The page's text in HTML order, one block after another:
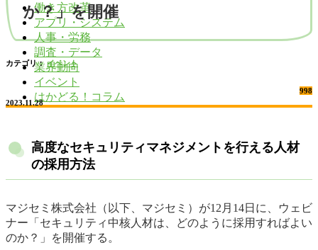
働き方改革
アプリ・システム
人事・労務
調査・データ
業界動向
イベント
はかどる！コラム
か？」を開催
カテゴリ： イベント
998
2023.11.28
高度なセキュリティマネジメントを行える人材
の採用方法
マジセミ株式会社（以下、マジセミ）が12月14日に、ウェビ
ナー「セキュリティ中核人材は、どのように採用すればよい
のか？」を開催する。